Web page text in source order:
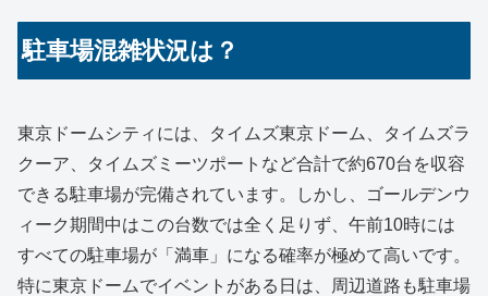
駐車場混雑状況は？
東京ドームシティには、タイムズ東京ドーム、タイムズラ
クーア、タイムズミーツポートなど合計で約670台を収容
できる駐車場が完備されています。しかし、ゴールデンウ
ィーク期間中はこの台数では全く足りず、午前10時には
すべての駐車場が「満車」になる確率が極めて高いです。
特に東京ドームでイベントがある日は、周辺道路も駐車場